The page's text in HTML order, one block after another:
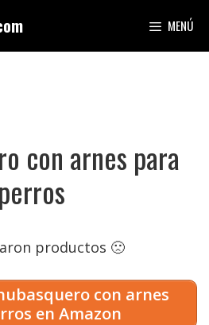
MENÚ
con arnes para
perros
productos 🙁
con arnes
en Amazon